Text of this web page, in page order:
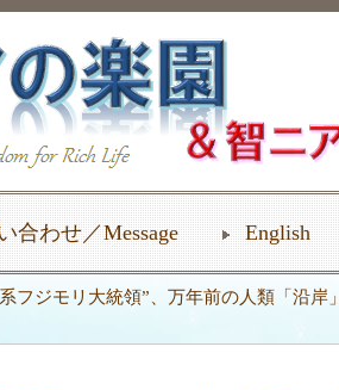
合わせ／Message English
フジモリ大統領”、万年前の人類「沿岸